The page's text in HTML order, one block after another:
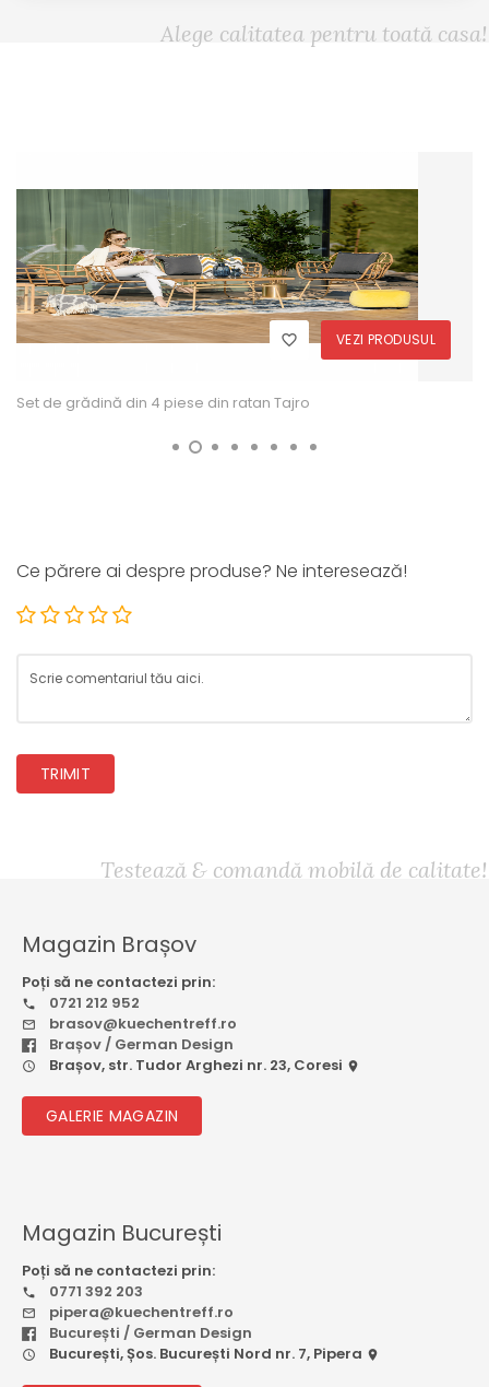
Alege calitatea pentru toată casa!
VEZI PRODUSUL
Set de grădină din 4 piese din ratan Tajro
Ce părere ai despre produse? Ne interesează!
TRIMIT
Testează & comandă mobilă de calitate!
Magazin Brașov
Poți să ne contactezi prin:
0721 212 952
brasov@kuechentreff.ro
Brașov / German Design
Brașov, str. Tudor Arghezi nr. 23, Coresi
GALERIE MAGAZIN
Magazin București
Poți să ne contactezi prin:
0771 392 203
pipera@kuechentreff.ro
București / German Design
București, Șos. București Nord nr. 7, Pipera